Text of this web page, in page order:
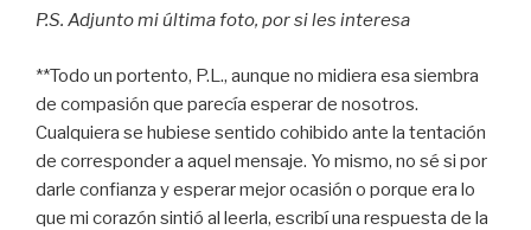
P.S. Adjunto mi última foto, por si les interesa
**Todo un portento, P.L., aunque no midiera esa siembra
de compasión que parecía esperar de nosotros.
Cualquiera se hubiese sentido cohibido ante la tentación
de corresponder a aquel mensaje. Yo mismo, no sé si por
darle confianza y esperar mejor ocasión o porque era lo
que mi corazón sintió al leerla, escribí una respuesta de la